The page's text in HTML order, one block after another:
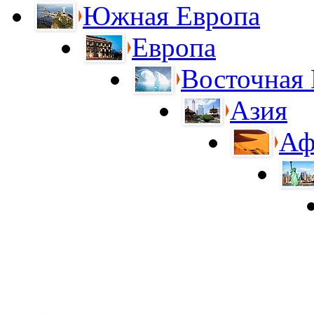
Южная Европа
Европа
Восточная
Азия